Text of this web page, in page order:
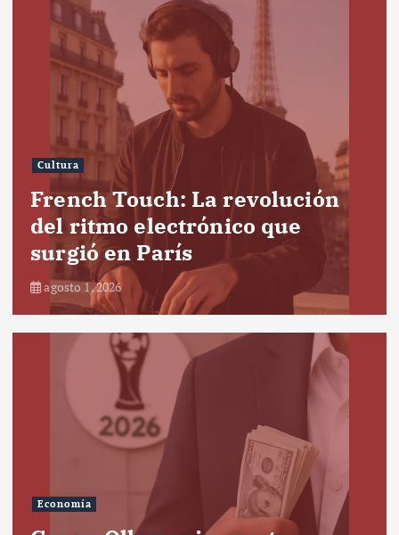
Cultura
French Touch: La revolución
del ritmo electrónico que
surgió en París
agosto 1, 2026
Economía